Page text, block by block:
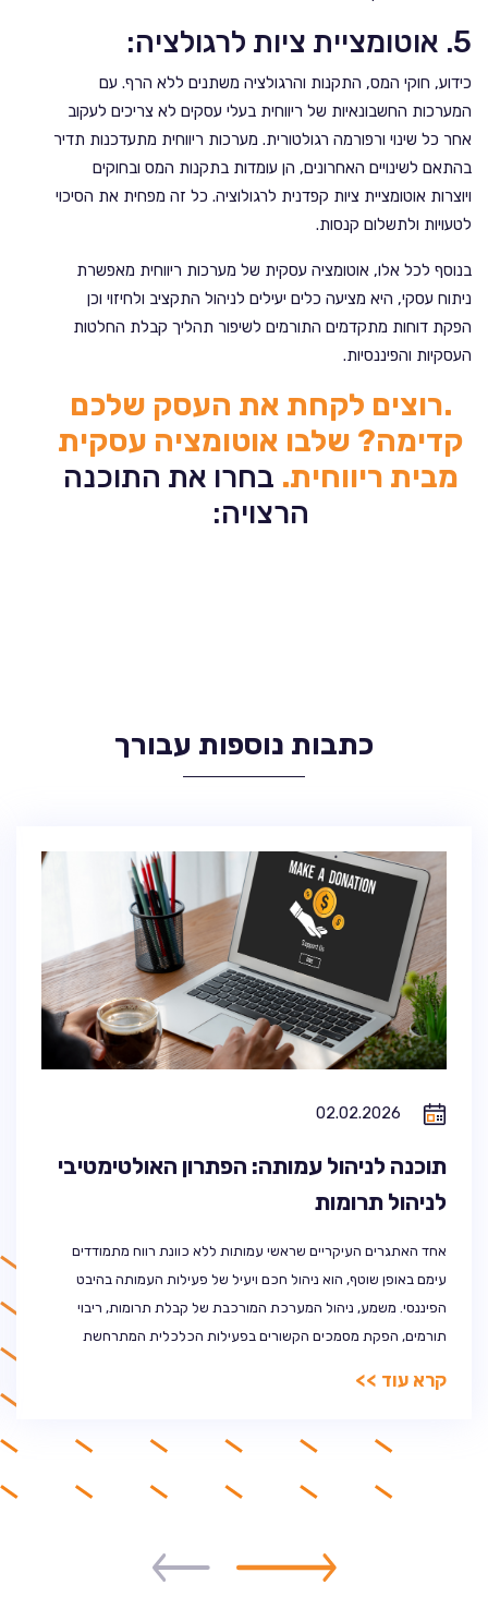
5. אוטומציית ציות לרגולציה:
כידוע, חוקי המס, התקנות והרגולציה משתנים ללא הרף. עם
המערכות החשבונאיות של ריווחית בעלי עסקים לא צריכים לעקוב
אחר כל שינוי ורפורמה רגולטורית. מערכות ריווחית מתעדכנות תדיר
בהתאם לשינויים האחרונים, הן עומדות בתקנות המס ובחוקים
ויוצרות אוטומציית ציות קפדנית לרגולוציה. כל זה מפחית את הסיכוי
לטעויות ולתשלום קנסות.
בנוסף לכל אלו, אוטומציה עסקית של מערכות ריווחית מאפשרת
ניתוח עסקי, היא מציעה כלים יעילים לניהול התקציב ולחיזוי וכן
הפקת דוחות מתקדמים התורמים לשיפור תהליך קבלת החלטות
העסקיות והפיננסיות.
.רוצים לקחת את העסק שלכם
קדימה? שלבו אוטומציה עסקית
מבית ריווחית. בחרו את התוכנה
הרצויה:
כתבות נוספות עבורך
02.02.2026
תוכנה לניהול עמותה: הפתרון האולטימטיבי
לניהול תרומות
אחד האתגרים העיקריים שראשי עמותות ללא כוונת רווח מתמודדים
עימם באופן שוטף, הוא ניהול חכם ויעיל של פעילות העמותה בהיבט
הפיננסי. משמע, ניהול המערכת המורכבת של קבלת תרומות, ריבוי
תורמים, הפקת מסמכים הקשורים בפעילות הכלכלית המתרחשת
הנכונים, לצורך השגת המטרות שלשמן היא הוקמה. הפתרון? תוכנה
קרא עוד >>